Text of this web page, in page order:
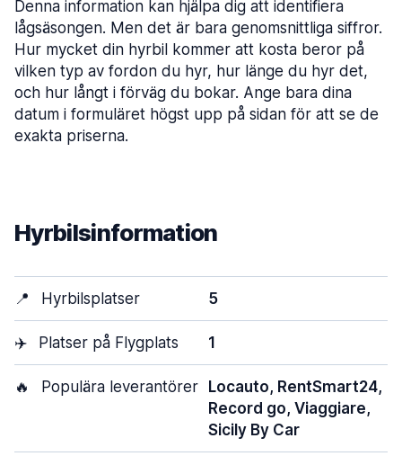
Denna information kan hjälpa dig att identifiera
lågsäsongen. Men det är bara genomsnittliga siffror.
Hur mycket din hyrbil kommer att kosta beror på
vilken typ av fordon du hyr, hur länge du hyr det,
och hur långt i förväg du bokar. Ange bara dina
datum i formuläret högst upp på sidan för att se de
exakta priserna.
Hyrbilsinformation
📍 Hyrbilsplatser 5
✈️ Platser på Flygplats 1
🔥 Populära leverantörer
Locauto, RentSmart24,
Record go, Viaggiare,
Sicily By Car